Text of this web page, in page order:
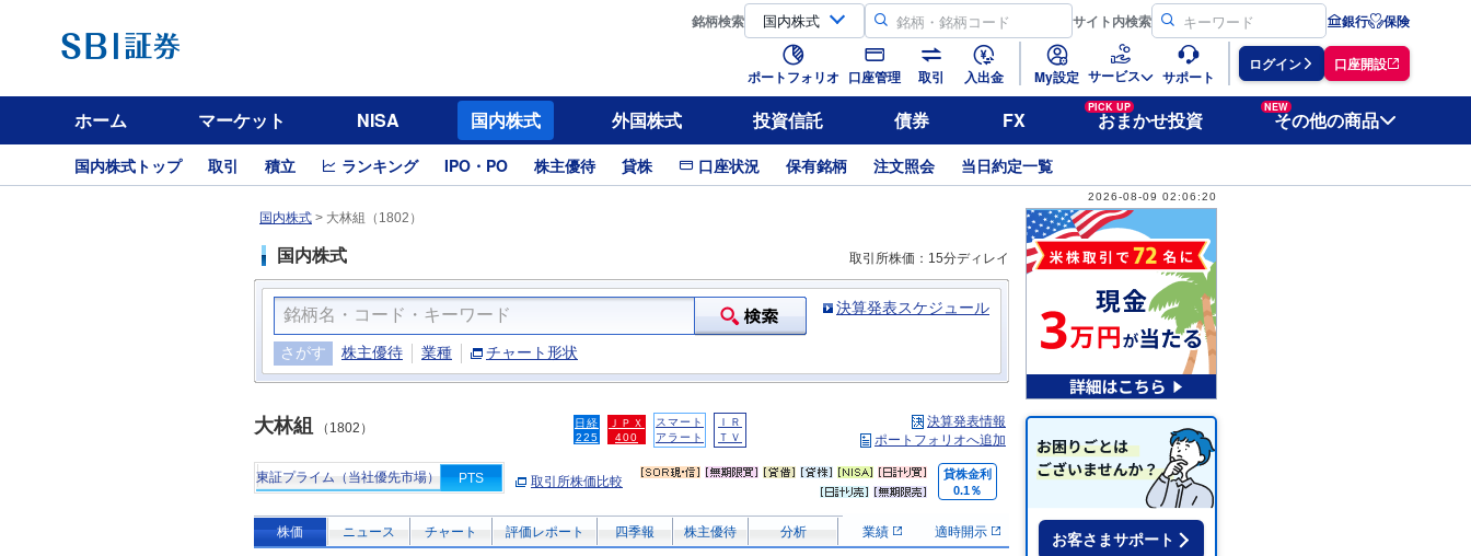
銘柄検索 サイト内検索 銀行 保険
ポートフォリオ 口座管理 取引 入出金 My設定 サービス サポート
ログイン 口座開設
ホーム マーケット NISA 国内株式 外国株式 投資信託 債券 FX
PICK UP
おまかせ投資
NEW
その他の商品
国内株式トップ 取引 積立 ランキング IPO・PO 株主優待 貸株 口座状況 保有銘柄 注文照会 当日約定一覧
2026-08-09 02:06:20
国内株式 > 大林組（1802）
国内株式 取引所株価：15分ディレイ
決算発表スケジュール
さがす 株主優待 業種 チャート形状
大林組 （1802）
日経
225
ＪＰＸ
400
スマート
アラート
ＩＲ
ＴＶ
決算発表情報
ポートフォリオへ追加
東証プライム（当社優先市場） PTS 取引所株価比較
貸株金利
0.1％
株価 ニュース チャート 評価レポート 四季報 株主優待 分析 業績 適時開示 お客さまサポート